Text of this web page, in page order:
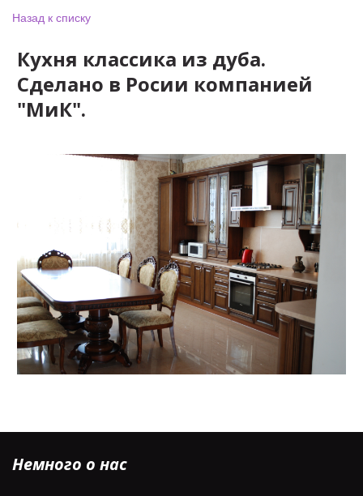
Назад к списку
Кухня классика из дуба.
Сделано в Росии компанией
"МиК".
Немного о нас